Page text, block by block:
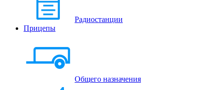
Радиостанции
Прицепы
Общего назначения